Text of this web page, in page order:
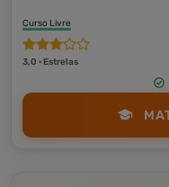
Curso Livre
3,0 · Estrelas